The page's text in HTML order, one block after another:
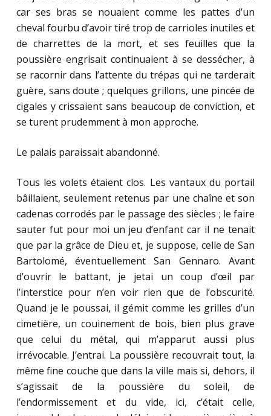
car ses bras se nouaient comme les pattes d’un
cheval fourbu d’avoir tiré trop de carrioles inutiles et
de charrettes de la mort, et ses feuilles que la
poussière engrisait continuaient à se dessécher, à
se racornir dans l’attente du trépas qui ne tarderait
guère, sans doute ; quelques grillons, une pincée de
cigales y crissaient sans beaucoup de conviction, et
se turent prudemment à mon approche.
Le palais paraissait abandonné.
Tous les volets étaient clos. Les vantaux du portail
bâillaient, seulement retenus par une chaîne et son
cadenas corrodés par le passage des siècles ; le faire
sauter fut pour moi un jeu d’enfant car il ne tenait
que par la grâce de Dieu et, je suppose, celle de San
Bartolomé, éventuellement San Gennaro. Avant
d’ouvrir le battant, je jetai un coup d’œil par
l’interstice pour n’en voir rien que de l’obscurité.
Quand je le poussai, il gémit comme les grilles d’un
cimetière, un couinement de bois, bien plus grave
que celui du métal, qui m’apparut aussi plus
irrévocable. J’entrai. La poussière recouvrait tout, la
même fine couche que dans la ville mais si, dehors, il
s’agissait de la poussière du soleil, de
l’endormissement et du vide, ici, c’était celle,